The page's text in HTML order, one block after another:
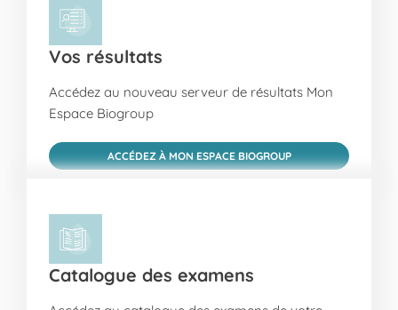
Vos résultats
Accédez au nouveau serveur de résultats Mon
Espace Biogroup
ACCÉDEZ À MON ESPACE BIOGROUP
Catalogue des examens